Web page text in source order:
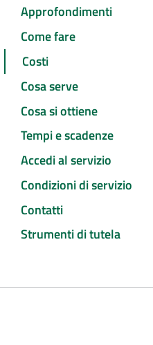
Approfondimenti
Come fare
Costi
Cosa serve
Cosa si ottiene
Tempi e scadenze
Accedi al servizio
Condizioni di servizio
Contatti
Strumenti di tutela